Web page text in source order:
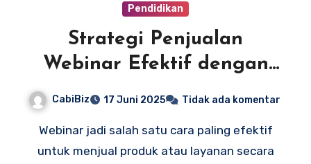
Pendidikan
Strategi Penjualan
Webinar Efektif dengan
CabiBiz 17 Juni 2025 Tidak ada komentar
Webinar jadi salah satu cara paling efektif
untuk menjual produk atau layanan secara